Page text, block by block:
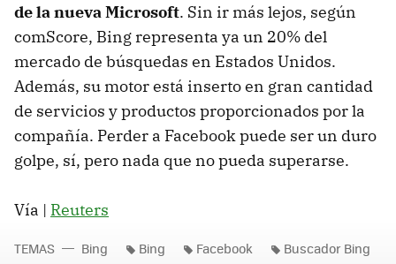
de la nueva Microsoft. Sin ir más lejos, según
comScore, Bing representa ya un 20% del
mercado de búsquedas en Estados Unidos.
Además, su motor está inserto en gran cantidad
de servicios y productos proporcionados por la
compañía. Perder a Facebook puede ser un duro
golpe, sí, pero nada que no pueda superarse.
Vía | Reuters
TEMAS Bing Bing Facebook Buscador Bing